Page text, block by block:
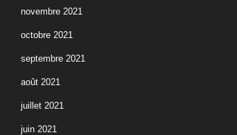
novembre 2021
octobre 2021
septembre 2021
août 2021
juillet 2021
juin 2021